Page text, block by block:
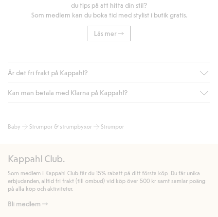
du tips på att hitta din stil?
Som medlem kan du boka tid med stylist i butik gratis.
Läs mer
Är det fri frakt på Kappahl?
Är du medlem i Kappahl Club har du alltid gratis frakt till butik
automatik efter du loggat in och identifierats som medlem.
handlar för.
Läs mer
Kan man betala med Klarna på Kappahl?
bland annat faktura och swish men även andra betalningssätt.
allmänna villkor.
Läs mer
Baby Strumpor & strumpbyxor Strumpor
Kappahl Club.
Som medlem i Kappahl Club får du 15% rabatt på ditt första köp. Du får unika
erbjudanden, alltid fri frakt (till ombud) vid köp över 500 kr samt samlar poäng
på alla köp och aktiviteter.
Bli medlem